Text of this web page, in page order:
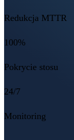
Redukcja MTTR
100%
Pokrycie stosu
24/7
Monitoring